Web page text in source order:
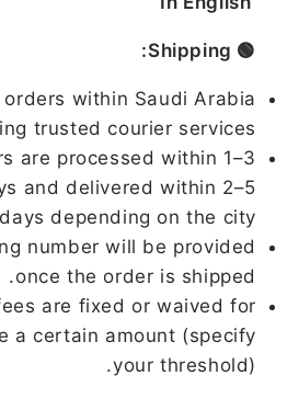
🟢 Shipping:
orders within Saudi Arabia
trusted courier services.
are processed within 1–3
and delivered within 2–5
depending on the city.
number will be provided
once the order is shipped.
are fixed or waived for
a certain amount (specify
your threshold).